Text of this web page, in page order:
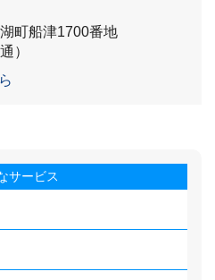
町船津1700番地
）
サービス